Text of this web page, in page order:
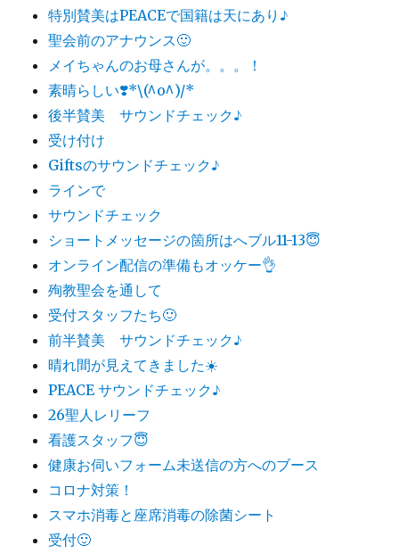
特別賛美はPEACEで国籍は天にあり♪
聖会前のアナウンス🙂
メイちゃんのお母さんが。。。！
素晴らしい❣️*\(^o^)/*
後半賛美 サウンドチェック♪
受け付け
Giftsのサウンドチェック♪
ラインで
サウンドチェック
ショートメッセージの箇所はへブル11-13😇
オンライン配信の準備もオッケー👌
殉教聖会を通して
受付スタッフたち🙂
前半賛美 サウンドチェック♪
晴れ間が見えてきました☀️
PEACE サウンドチェック♪
26聖人レリーフ
看護スタッフ😇
健康お伺いフォーム未送信の方へのブース
コロナ対策！
スマホ消毒と座席消毒の除菌シート
受付🙂